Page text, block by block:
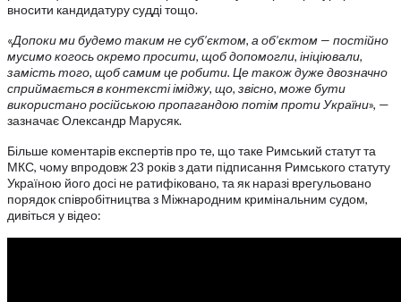
вносити кандидатуру судді тощо.
«Допоки ми будемо таким не суб’єктом, а об’єктом — постійно
мусимо когось окремо просити, щоб допомогли, ініціювали,
замість того, щоб самим це робити. Це також дуже двозначно
сприймається в контексті іміджу, що, звісно, може бути
використано російською пропагандою потім проти України», —
зазначає Олександр Марусяк.
Більше коментарів експертів про те, що таке Римський статут та
МКС, чому впродовж 23 років з дати підписання Римського статуту
Україною його досі не ратифіковано, та як наразі врегульовано
порядок співробітництва з Міжнародним кримінальним судом,
дивіться у відео: